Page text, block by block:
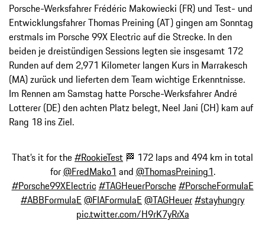
Porsche-Werksfahrer Frédéric Makowiecki (FR) und Test- und
Entwicklungsfahrer Thomas Preining (AT) gingen am Sonntag
erstmals im Porsche 99X Electric auf die Strecke. In den
beiden je dreistündigen Sessions legten sie insgesamt 172
Runden auf dem 2,971 Kilometer langen Kurs in Marrakesch
(MA) zurück und lieferten dem Team wichtige Erkenntnisse.
Im Rennen am Samstag hatte Porsche-Werksfahrer André
Lotterer (DE) den achten Platz belegt, Neel Jani (CH) kam auf
Rang 18 ins Ziel.
That’s it for the#RookieTest 🏁 172 laps and 494 km in total
for@FredMako1 and @ThomasPreining1.
#Porsche99XElectric #TAGHeuerPorsche#PorscheFormulaE
#ABBFormulaE @FIAFormulaE @TAGHeuer#stayhungry
pic.twitter.com/H9rK7yRrXa